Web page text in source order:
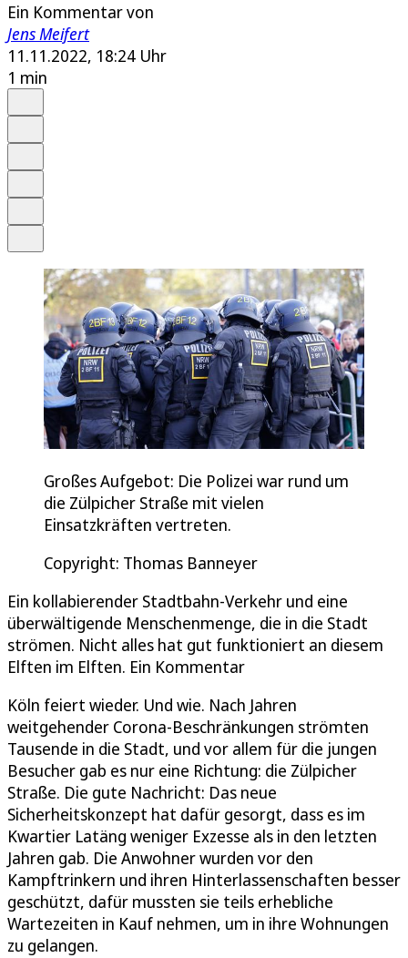
Ein Kommentar von
Jens Meifert
11.11.2022, 18:24 Uhr
1 min
Großes Aufgebot: Die Polizei war rund um
die Zülpicher Straße mit vielen
Einsatzkräften vertreten.
Copyright: Thomas Banneyer
Ein kollabierender Stadtbahn-Verkehr und eine
überwältigende Menschenmenge, die in die Stadt
strömen. Nicht alles hat gut funktioniert an diesem
Elften im Elften. Ein Kommentar
Köln feiert wieder. Und wie. Nach Jahren
weitgehender Corona-Beschränkungen strömten
Tausende in die Stadt, und vor allem für die jungen
Besucher gab es nur eine Richtung: die Zülpicher
Straße. Die gute Nachricht: Das neue
Sicherheitskonzept hat dafür gesorgt, dass es im
Kwartier Latäng weniger Exzesse als in den letzten
Jahren gab. Die Anwohner wurden vor den
Kampftrinkern und ihren Hinterlassenschaften besser
geschützt, dafür mussten sie teils erhebliche
Wartezeiten in Kauf nehmen, um in ihre Wohnungen
zu gelangen.